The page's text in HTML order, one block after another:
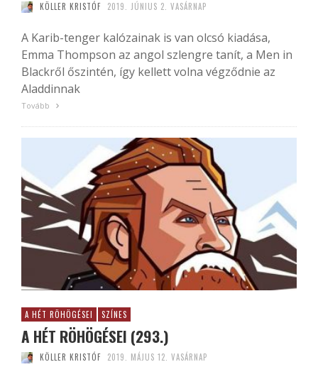
KÖLLER KRISTÓF 2019. JÚNIUS 2. VASÁRNAP
A Karib-tenger kalózainak is van olcsó kiadása,
Emma Thompson az angol szlengre tanít, a Men in
Blackről őszintén, így kellett volna végződnie az
Aladdinnak
Tovább
A HÉT RÖHÖGÉSEI SZÍNES
A HÉT RÖHÖGÉSEI (293.)
KÖLLER KRISTÓF 2019. MÁJUS 12. VASÁRNAP